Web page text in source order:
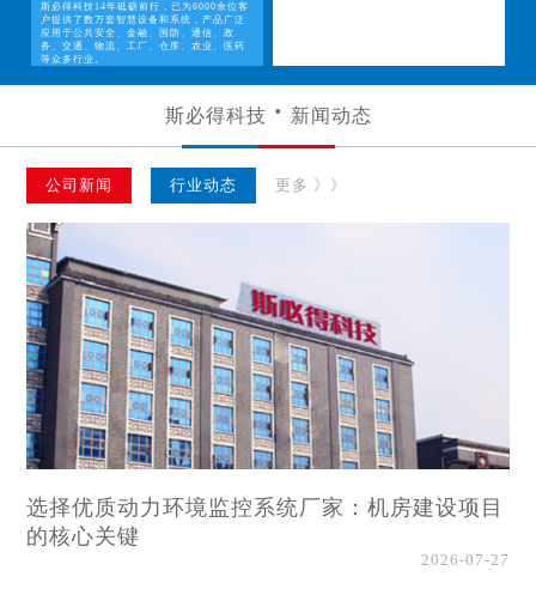
斯必得科技14年砥砺前行，已为6000余位客
户提供了数万套智慧设备和系统，产品广泛
应用于公共安全、金融、国防、通信、政
务、交通、物流、工厂、仓库、农业、医药
等众多行业。
斯必得科技 新闻动态
公司新闻 行业动态 更多 》》
选择优质动力环境监控系统厂家：机房建设项目
的核心关键
2026-07-27